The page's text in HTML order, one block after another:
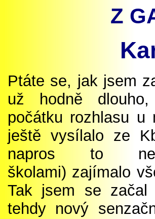
Z
Ptáte se, jak jsem
už hodně
počátku rozhlasu u
ještě vysílalo ze
napros to
školami) zajímalo
Tak jsem se
tehdy nový